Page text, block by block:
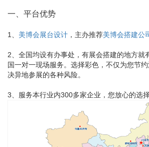
一、平台优势
1、 美博会展台设计 ，主办推荐美博会搭建公
2、全国均设有办事处，有展会搭建的地方就
国一对一现场服务。选择彩色，不仅为您节
决异地参展的各种风险。
3、服务本行业内300多家企业，您放心的选择